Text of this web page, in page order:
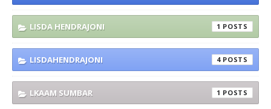
LISDA HENDRAJONI 1
LISDAHENDRAJONI 4
LKAAM SUMBAR 1